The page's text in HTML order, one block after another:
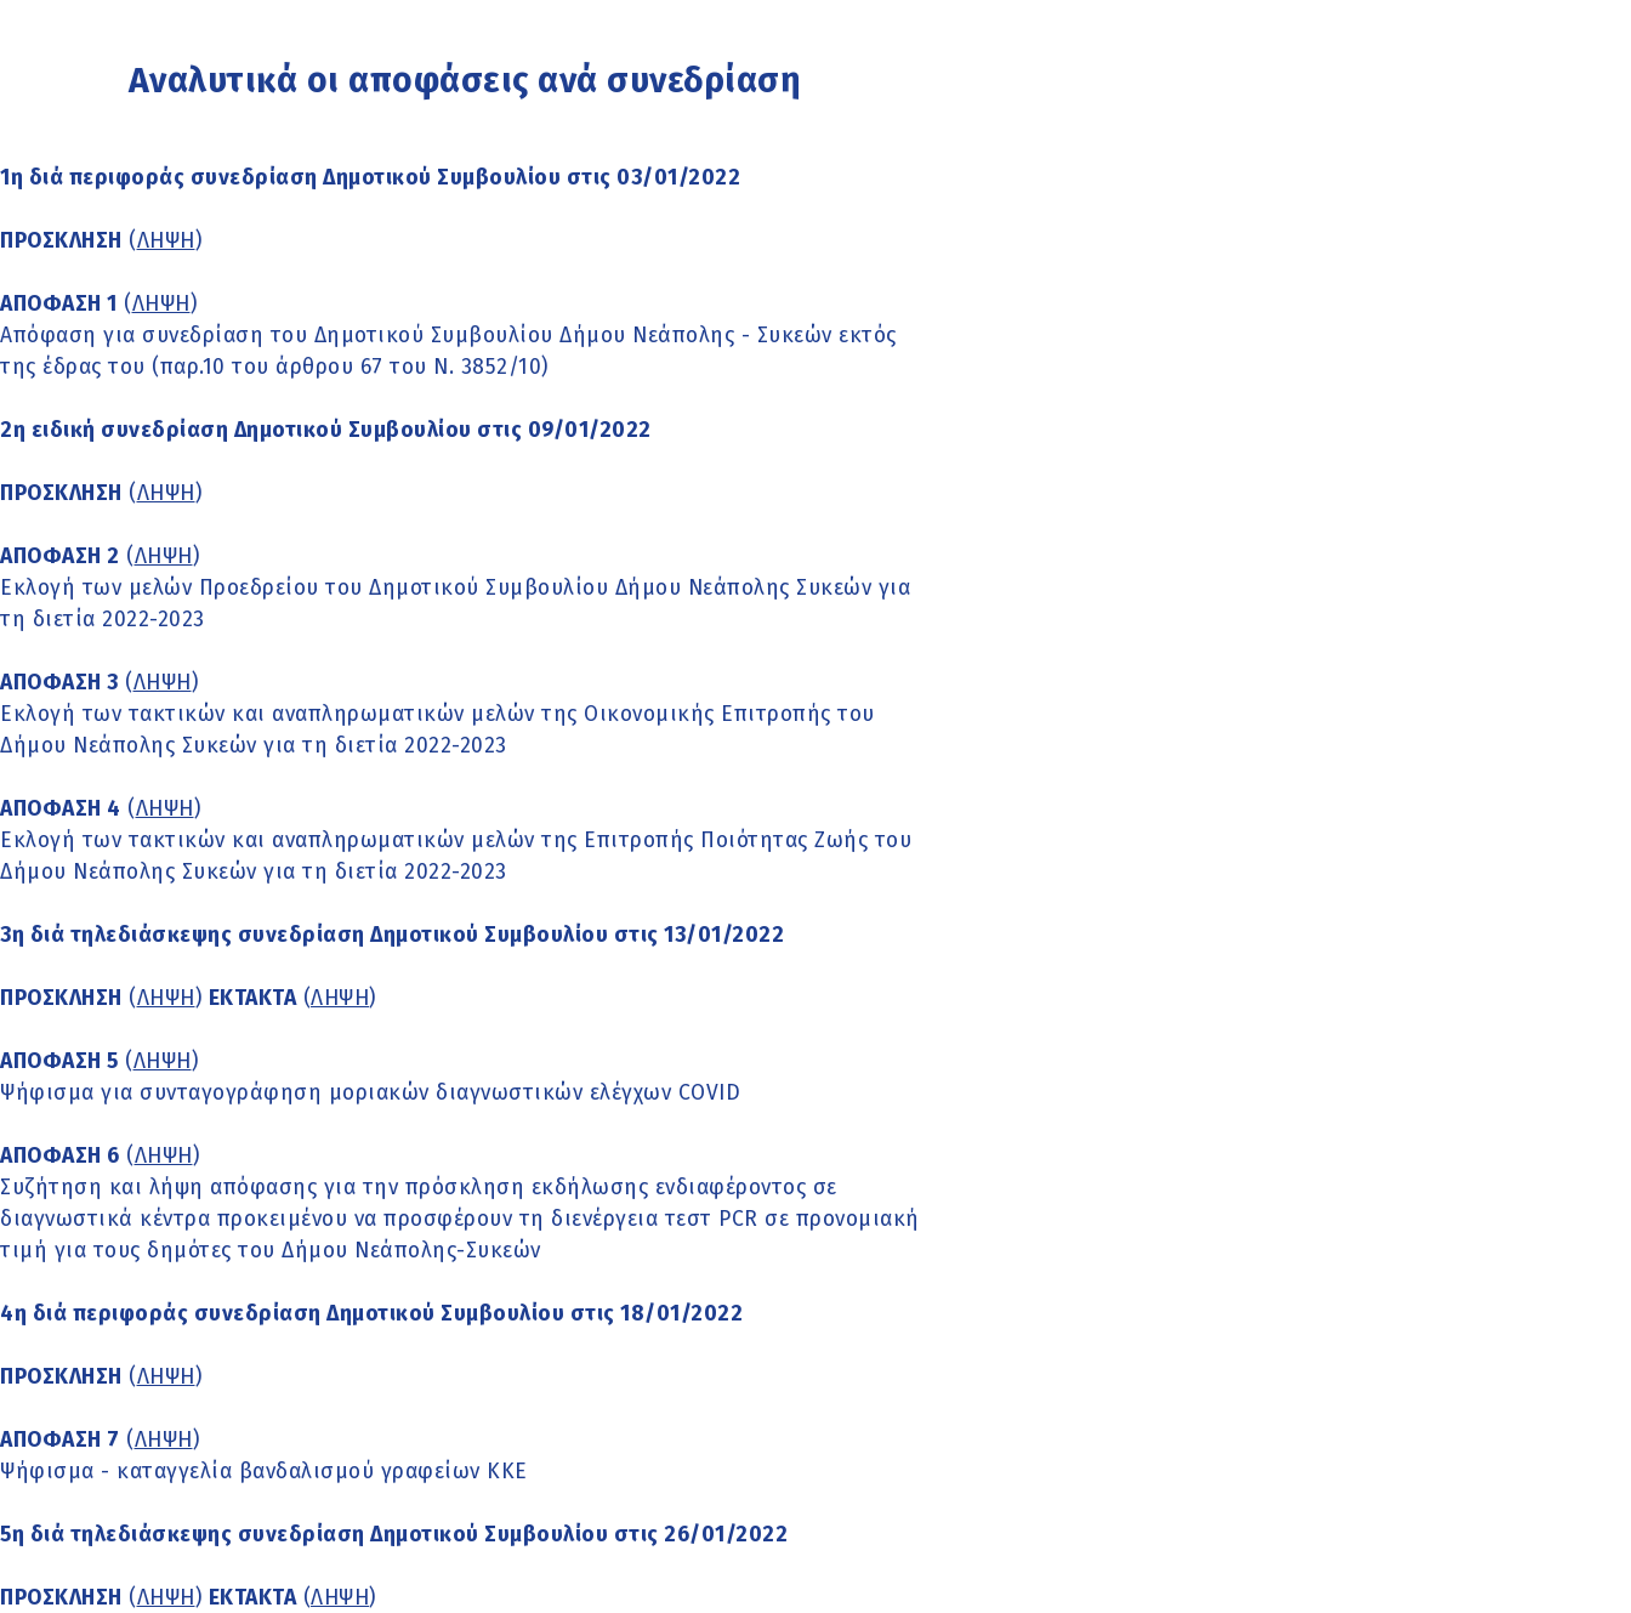
Αναλυτικά οι αποφάσεις ανά συνεδρίαση
1η διά περιφοράς συνεδρίαση Δημοτικού Συμβουλίου στις 03/01/2022
ΠΡΟΣΚΛΗΣΗ (ΛΗΨΗ)
ΑΠΟΦΑΣΗ 1 (ΛΗΨΗ)
Απόφαση για συνεδρίαση του Δημοτικού Συμβουλίου Δήμου Νεάπολης - Συκεών εκτός
της έδρας του (παρ.10 του άρθρου 67 του Ν. 3852/10)
2η ειδική συνεδρίαση Δημοτικού Συμβουλίου στις 09/01/2022
ΠΡΟΣΚΛΗΣΗ (ΛΗΨΗ)
ΑΠΟΦΑΣΗ 2 (ΛΗΨΗ)
Εκλογή των μελών Προεδρείου του Δημοτικού Συμβουλίου Δήμου Νεάπολης Συκεών για
τη διετία 2022-2023
ΑΠΟΦΑΣΗ 3 (ΛΗΨΗ)
Εκλογή των τακτικών και αναπληρωματικών μελών της Οικονομικής Επιτροπής του
Δήμου Νεάπολης Συκεών για τη διετία 2022-2023
ΑΠΟΦΑΣΗ 4 (ΛΗΨΗ)
Εκλογή των τακτικών και αναπληρωματικών μελών της Επιτροπής Ποιότητας Ζωής του
Δήμου Νεάπολης Συκεών για τη διετία 2022-2023
3η διά τηλεδιάσκεψης συνεδρίαση Δημοτικού Συμβουλίου στις 13/01/2022
ΠΡΟΣΚΛΗΣΗ (ΛΗΨΗ) ΕΚΤΑΚΤΑ(ΛΗΨΗ)
ΑΠΟΦΑΣΗ 5 (ΛΗΨΗ)
Ψήφισμα για συνταγογράφηση μοριακών διαγνωστικών ελέγχων COVID
ΑΠΟΦΑΣΗ 6 (ΛΗΨΗ)
Συζήτηση και λήψη απόφασης για την πρόσκληση εκδήλωσης ενδιαφέροντος σε
διαγνωστικά κέντρα προκειμένου να προσφέρουν τη διενέργεια τεστ PCR σε προνομιακή
τιμή για τους δημότες του Δήμου Νεάπολης-Συκεών
4η διά περιφοράς συνεδρίαση Δημοτικού Συμβουλίου στις 18/01/2022
ΠΡΟΣΚΛΗΣΗ (ΛΗΨΗ)
ΑΠΟΦΑΣΗ 7 (ΛΗΨΗ)
Ψήφισμα - καταγγελία βανδαλισμού γραφείων ΚΚΕ
5η διά τηλεδιάσκεψης συνεδρίαση Δημοτικού Συμβουλίου στις 26/01/2022
ΠΡΟΣΚΛΗΣΗ (ΛΗΨΗ) ΕΚΤΑΚΤΑ(ΛΗΨΗ)